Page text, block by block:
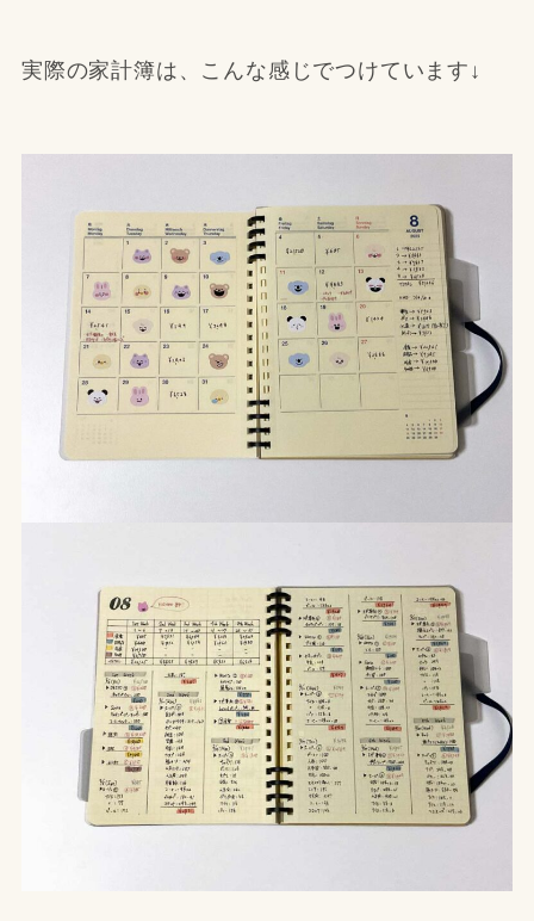
実際の家計簿は、こんな感じでつけています↓